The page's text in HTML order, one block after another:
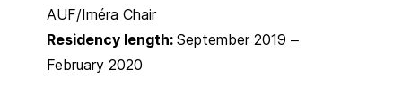
AUF/Iméra Chair
Residency length: September 2019 –
February 2020